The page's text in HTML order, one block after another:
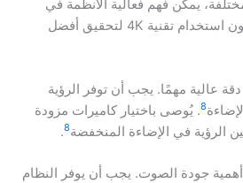
يمكن فهم فعالية الأنظمة في
السوق. يُفضل المستخدمون استخدام تقنية 4K لتحقيق أفضل
عالية مهمًا. يجب أن توفر الرؤية
8. يُوصى باختيار كاميرات مزودة
الرؤية في الإضاءة المنخفضة8
.
جودة الصوت. يجب أن يوفر النظام